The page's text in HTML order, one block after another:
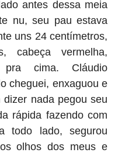
antes dessa meia
nu, seu pau estava
uns 24 centímetros,
cabeça vermelha,
cima. Cláudio
cheguei, enxaguou e
nada pegou seu
rápida fazendo com
todo lado, segurou
olhos dos meus e